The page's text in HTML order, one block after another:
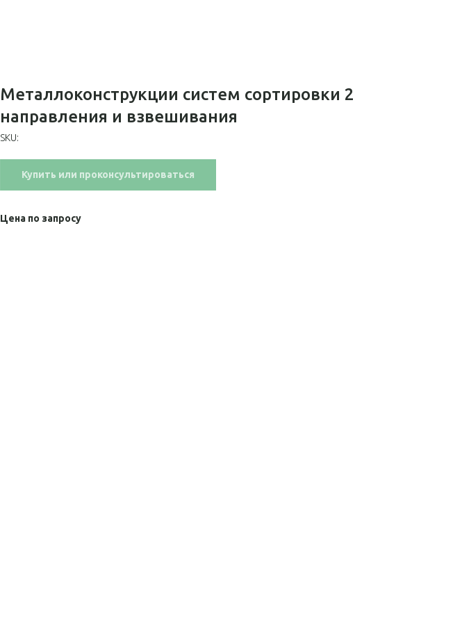
Металлоконструкции систем сортировки 2
направления и взвешивания
SKU:
Купить или проконсультироваться
Цена по запросу